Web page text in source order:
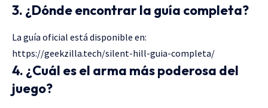
3. ¿Dónde encontrar la guía completa?
La guía oficial está disponible en:
https://geekzilla.tech/silent-hill-guia-completa/
4. ¿Cuál es el arma más poderosa del
juego?